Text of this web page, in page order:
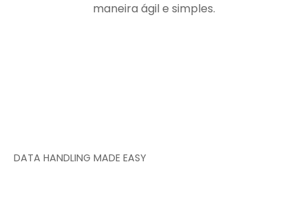
maneira ágil e simples.
DATA HANDLING MADE EASY